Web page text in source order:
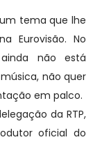
tema que lhe
Eurovisão. No
não está
não quer
em palco.
da RTP,
oficial do